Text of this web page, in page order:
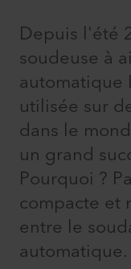
Depuis l'été
soudeuse à
automatique
utilisée sur
dans le
un grand
Pourquoi ?
compacte et
entre le
automatique.